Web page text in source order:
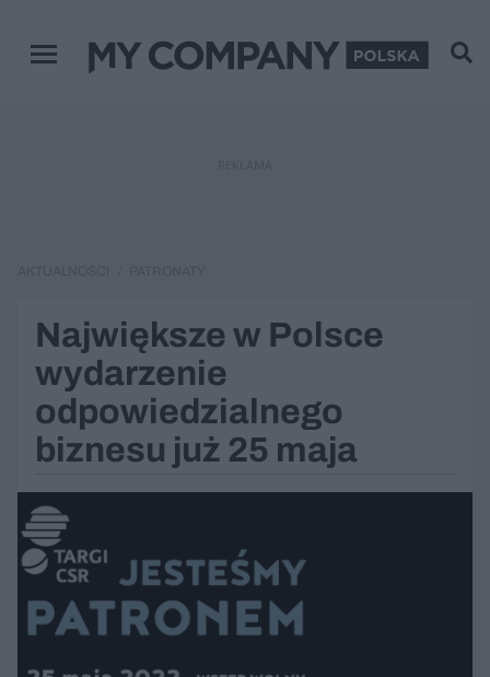
Menu główne
Największe w Polsce
wydarzenie
odpowiedzialnego
biznesu już 25 maja